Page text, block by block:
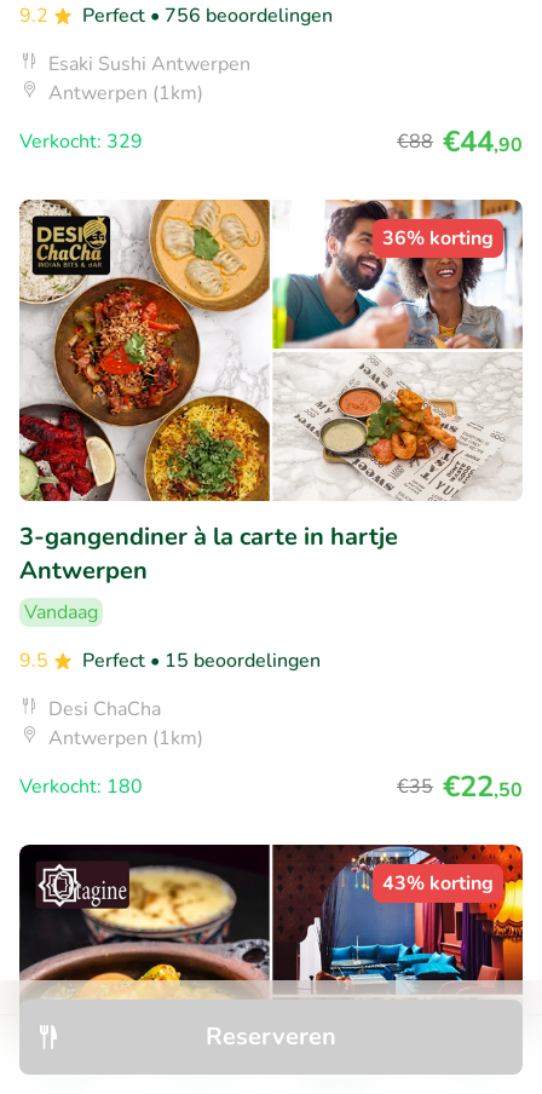
Reserveren
9.2
Perfect • 756 beoordelingen
Esaki Sushi Antwerpen
Antwerpen (1km)
Verkocht: 329
€88 €44,90
36% korting
3-gangendiner à la carte in hartje
Antwerpen
Vandaag
9.5
Perfect • 15 beoordelingen
Desi ChaCha
Antwerpen (1km)
Verkocht: 180
€35 €22,50
43% korting